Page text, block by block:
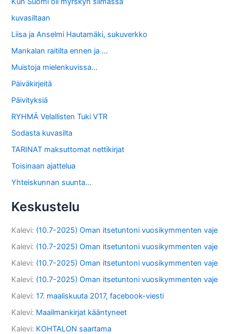
kuvasiltaan
Liisa ja Anselmi Hautamäki, sukuverkko
Mankalan raitilta ennen ja …
Muistoja mielenkuvissa…
Päiväkirjeitä
Päivityksiä
RYHMÄ Velallisten Tuki VTR
Sodasta kuvasilta
TARINAT maksuttomat nettikirjat
Toisinaan ajattelua
Yhteiskunnan suunta…
Keskustelu
Kalevi: (10.7-2025) Oman itsetuntoni vuosikymmenten vaje
Kalevi: (10.7-2025) Oman itsetuntoni vuosikymmenten vaje
Kalevi: (10.7-2025) Oman itsetuntoni vuosikymmenten vaje
Kalevi: (10.7-2025) Oman itsetuntoni vuosikymmenten vaje
Kalevi:17. maaliskuuta 2017, facebook-viesti
Kalevi: Maailmankirjat kääntyneet
Kalevi: KOHTALON saartama